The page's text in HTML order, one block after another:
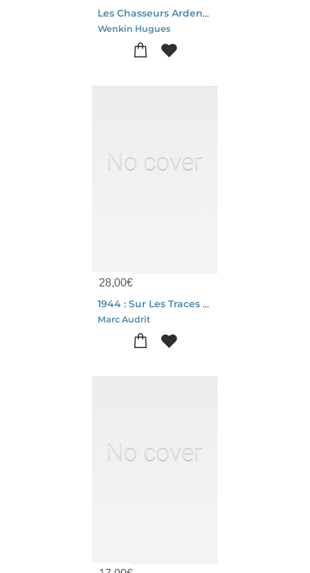
Les Chasseurs Ardennais Face A
Wenkin Hugues
28,00€
1944 : Sur Les Traces De Charles Goffin : Les Yeux Belges De L'u.s. Air Force
Marc Audrit